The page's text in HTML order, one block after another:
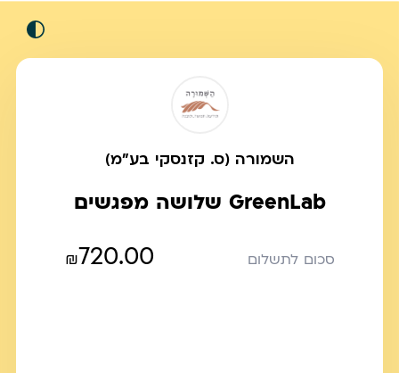
השמורה (ס. קזנסקי בע"מ)
GreenLab שלושה מפגשים
סכום לתשלום ₪720.00